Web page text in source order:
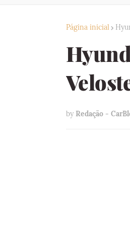
Página inicial
by Redação -